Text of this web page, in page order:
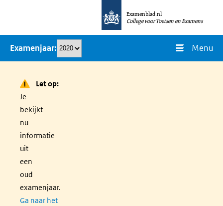
naar
inhoud
Examenblad.nl
College voor Toetsen en Examens
Examenjaar Menu
Let op:
Je
bekijkt
nu
informatie
uit
een
oud
examenjaar.
Ga naar het